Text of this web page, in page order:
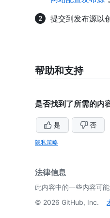
提交到发布源以
帮助和支持
是否找到了所需的内
是 否
隐私策略
法律信息
此内容中的一些内容可
© 2026 GitHub, Inc.